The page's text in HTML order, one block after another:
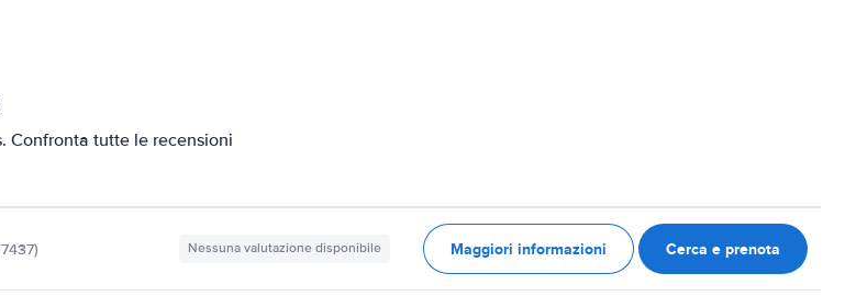
Confronta tutte le recensioni
Nessuna valutazione disponibile Maggiori informazioni Cerca e prenota